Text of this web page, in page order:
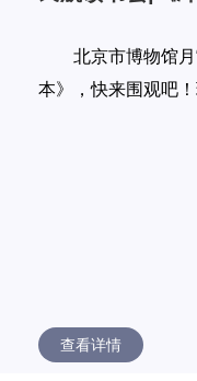
北京市博物馆
本》，快来围观吧
查看详情